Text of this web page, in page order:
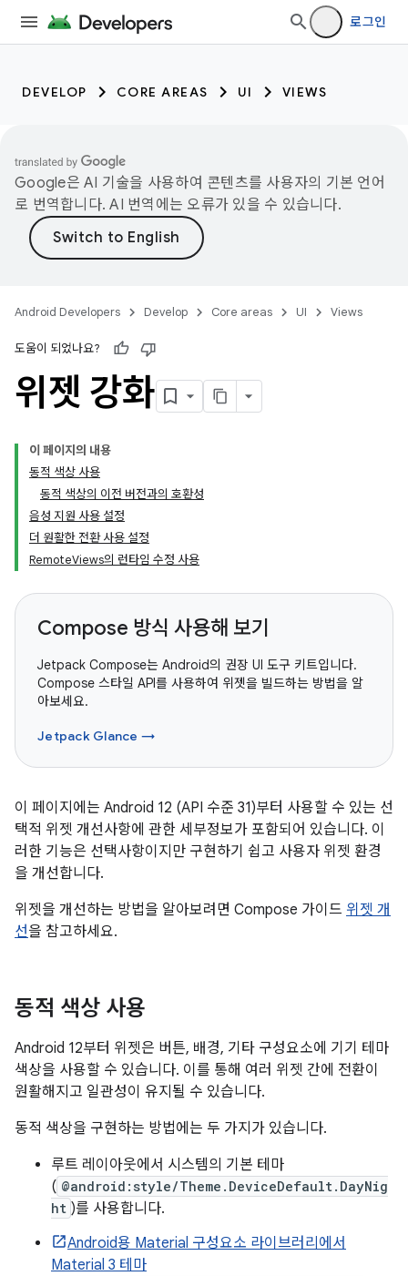
로그인
DEVELOP CORE AREAS UI VIEWS
Google은 AI 기술을 사용하여 콘텐츠를 사용자의 기본 언어
로 번역합니다. AI 번역에는 오류가 있을 수 있습니다.
Android Developers Develop Core areas UI Views
도움이 되었나요?
위젯 강화
이 페이지의 내용
동적 색상 사용
동적 색상의 이전 버전과의 호환성
음성 지원 사용 설정
더 원활한 전환 사용 설정
RemoteViews의 런타임 수정 사용
Compose 방식 사용해 보기
Jetpack Compose는 Android의 권장 UI 도구 키트입니다.
Compose 스타일 API를 사용하여 위젯을 빌드하는 방법을 알
아보세요.
Jetpack Glance →
이 페이지에는 Android 12 (API 수준 31)부터 사용할 수 있는 선
택적 위젯 개선사항에 관한 세부정보가 포함되어 있습니다. 이
러한 기능은 선택사항이지만 구현하기 쉽고 사용자 위젯 환경
을 개선합니다.
위젯을 개선하는 방법을 알아보려면 Compose 가이드 위젯 개
선을 참고하세요.
동적 색상 사용
Android 12부터 위젯은 버튼, 배경, 기타 구성요소에 기기 테마
색상을 사용할 수 있습니다. 이를 통해 여러 위젯 간에 전환이
원활해지고 일관성이 유지될 수 있습니다.
동적 색상을 구현하는 방법에는 두 가지가 있습니다.
루트 레이아웃에서 시스템의 기본 테마
( @android:style/Theme.DeviceDefault.DayNig
ht )를 사용합니다.
Android용 Material 구성요소 라이브러리에서
Material 3 테마